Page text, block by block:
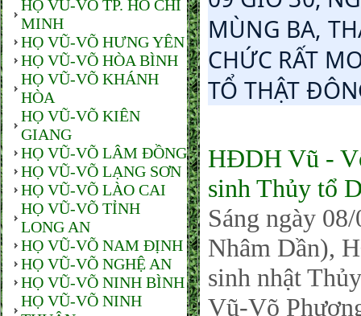
HỌ VŨ-VÕ TP. HỒ CHÍ
MINH
HỌ VŨ-VÕ HƯNG YÊN
HỌ VŨ-VÕ HÒA BÌNH
HỌ VŨ-VÕ KHÁNH
HÒA
HỌ VŨ-VÕ KIÊN
GIANG
HỌ VŨ-VÕ LÂM ĐỒNG
HỌ VŨ-VÕ LẠNG SƠN
HỌ VŨ-VÕ LÀO CAI
HỌ VŨ-VÕ TỈNH
LONG AN
HỌ VŨ-VÕ NAM ĐỊNH
HỌ VŨ-VÕ NGHỆ AN
HỌ VŨ-VÕ NINH BÌNH
HỌ VŨ-VÕ NINH
MÙNG BA,
CHỨC RẤT
TỔ THẬT
HĐDH Vũ -
sinh Thủy tổ
Sáng ngày
Nhâm Dần),
sinh nhật
Vũ-Võ